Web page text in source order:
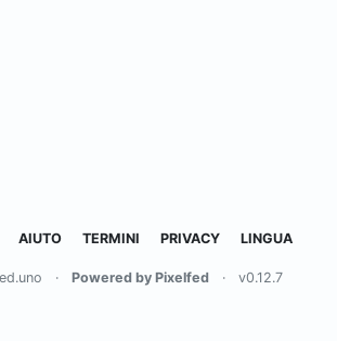
AIUTO TERMINI PRIVACY LINGUA
· Powered by Pixelfed · v0.12.7